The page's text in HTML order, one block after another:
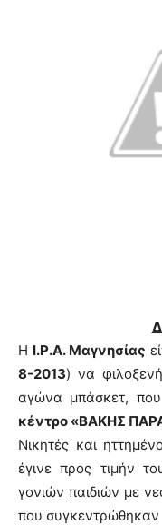
Η I.P.A. Μαγνησίας
8-2013) να
αγώνα μπάσκετ, που
κέντρο «ΒΑΚΗΣ
Νικητές και
έγινε προς τιμήν
γονιών παιδιών με
που συγκεντρώθηκαν